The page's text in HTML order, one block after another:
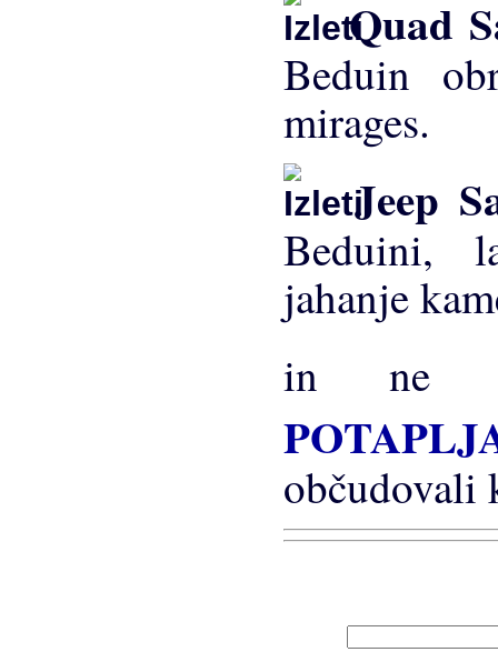
Quad
Beduin
mirages.
Jeep
Beduini,
jahanje
in ne
občudovali